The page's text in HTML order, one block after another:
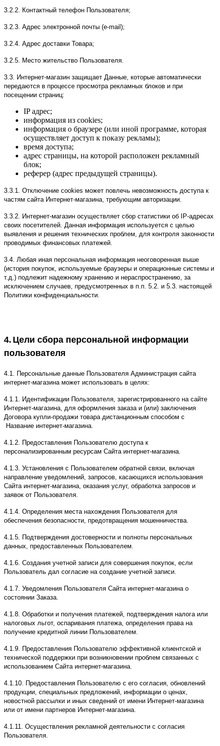
3.2.2. Контактный телефон Пользователя;
3.2.3. Адрес электронной почты (e-mail);
3.2.4. Адрес доставки Товара;
3.2.5. Место жительство Пользователя.
3.3. Интернет-магазин защищает Данные, которые автоматически
передаются в процессе просмотра рекламных блоков и при
посещении страниц:
IP адрес;
информация из cookies;
информация о браузере (или иной программе, которая
осуществляет доступ к показу рекламы);
время доступа;
адрес страницы, на которой расположен рекламный
блок;
реферер (адрес предыдущей страницы).
3.3.1. Отключение cookies может повлечь невозможность доступа к
частям сайта Интернет-магазина, требующим авторизации.
3.3.2. Интернет-магазин осуществляет сбор статистики об IP-адресах
своих посетителей. Данная информация используется с целью
выявления и решения технических проблем, для контроля законности
проводимых финансовых платежей.
3.4. Любая иная персональная информация неоговоренная выше
(история покупок, используемые браузеры и операционные системы и
т.д.) подлежит надежному хранению и нераспространению, за
исключением случаев, предусмотренных в п.п. 5.2. и 5.3. настоящей
Политики конфиденциальности.
4. Цели сбора персональной информации
пользователя
4.1. Персональные данные Пользователя Администрация сайта
интернет-магазина может использовать в целях:
4.1.1. Идентификации Пользователя, зарегистрированного на сайте
Интернет-магазина, для оформления заказа и (или) заключения
Договора купли-продажи товара дистанционным способом с
Название интернет-магазина.
4.1.2. Предоставления Пользователю доступа к
персонализированным ресурсам Сайта интернет-магазина.
4.1.3. Установления с Пользователем обратной связи, включая
направление уведомлений, запросов, касающихся использования
Сайта интернет-магазина, оказания услуг, обработка запросов и
заявок от Пользователя.
4.1.4. Определения места нахождения Пользователя для
обеспечения безопасности, предотвращения мошенничества.
4.1.5. Подтверждения достоверности и полноты персональных
данных, предоставленных Пользователем.
4.1.6. Создания учетной записи для совершения покупок, если
Пользователь дал согласие на создание учетной записи.
4.1.7. Уведомления Пользователя Сайта интернет-магазина о
состоянии Заказа.
4.1.8. Обработки и получения платежей, подтверждения налога или
налоговых льгот, оспаривания платежа, определения права на
получение кредитной линии Пользователем.
4.1.9. Предоставления Пользователю эффективной клиентской и
технической поддержки при возникновении проблем связанных с
использованием Сайта интернет-магазина.
4.1.10. Предоставления Пользователю с его согласия, обновлений
продукции, специальных предложений, информации о ценах,
новостной рассылки и иных сведений от имени Интернет-магазина
или от имени партнеров Интернет-магазина.
4.1.11. Осуществления рекламной деятельности с согласия
Пользователя.